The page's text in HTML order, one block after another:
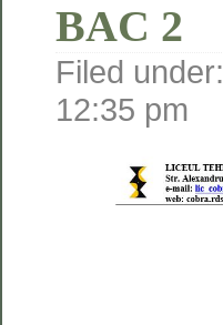
BAC 2
Filed under:
12:35 pm